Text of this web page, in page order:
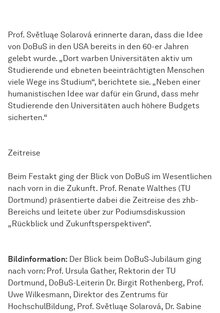
Prof. Světluąe Solarová erinnerte daran, dass die Idee
von DoBuS in den USA bereits in den 60-er Jahren
gelebt wurde. „Dort warben Universitäten aktiv um
Studierende und ebneten beeinträchtigten Menschen
viele Wege ins Studium“, berichtete sie. „Neben einer
humanistischen Idee war dafür ein Grund, dass mehr
Studierende den Universitäten auch höhere Budgets
sicherten.“
Zeitreise
Beim Festakt ging der Blick von DoBuS im Wesentlichen
nach vorn in die Zukunft. Prof. Renate Walthes (TU
Dortmund) präsentierte dabei die Zeitreise des zhb-
Bereichs und leitete über zur Podiumsdiskussion
„Rückblick und Zukunftsperspektiven“.
Bildinformation: Der Blick beim DoBuS-Jubiläum ging
nach vorn: Prof. Ursula Gather, Rektorin der TU
Dortmund, DoBuS-Leiterin Dr. Birgit Rothenberg, Prof.
Uwe Wilkesmann, Direktor des Zentrums für
HochschulBildung, Prof. Světluąe Solarová, Dr. Sabine